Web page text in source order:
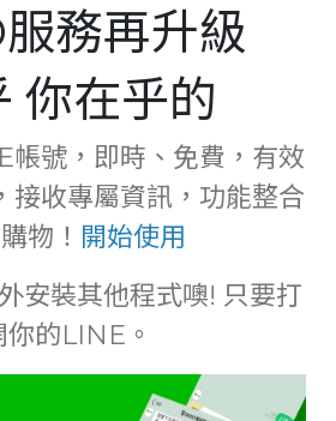
務再升級
你在乎的
號，即時、免費，有效
接收專屬資訊，功能整合
物！ 開始使用
安裝其他程式噢! 只要打
你的LINE。